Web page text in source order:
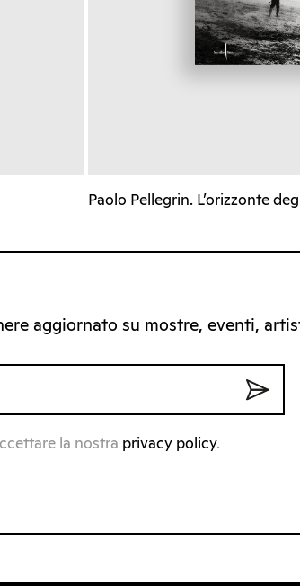
Paolo Pellegrin. L’orizzonte
aggiornato su mostre, eventi,
la nostra privacy policy.